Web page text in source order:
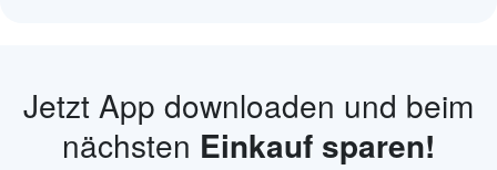
Jetzt App downloaden und beim
nächsten Einkauf sparen!